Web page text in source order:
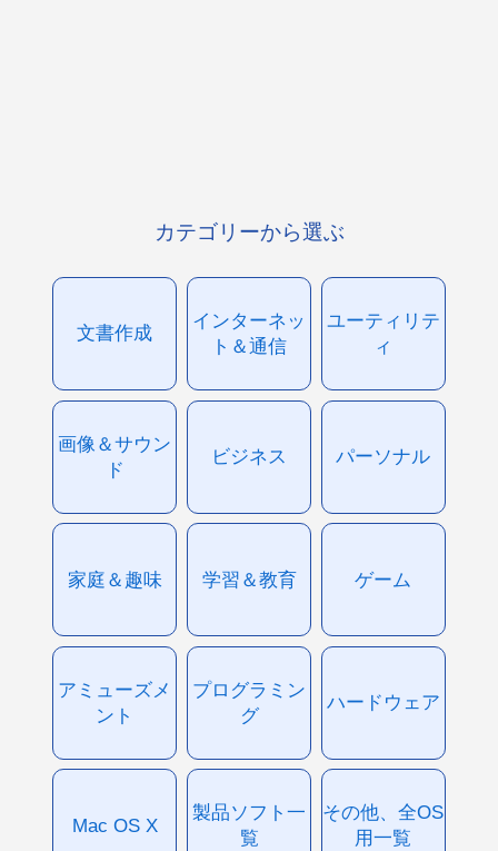
カテゴリーから選ぶ
文書作成
インターネッ
ト＆通信
ユーティリテ
ィ
画像＆サウン
ド
ビジネス パーソナル
家庭＆趣味 学習＆教育 ゲーム
アミューズメ
ント
プログラミン
グ
ハードウェア
Mac OS X
製品ソフト一
覧
その他、全OS
用一覧